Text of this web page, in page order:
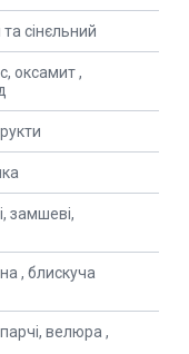
сінєльний
оксамит ,
замшеві,
, блискуча
велюра ,